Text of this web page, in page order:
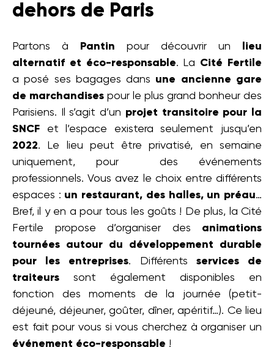
dehors de Paris
Partons à Pantin pour découvrir un
lieu
alternatif et éco-responsable. La Cité Fertile
a posé ses bagages dans une ancienne gare
de marchandises pour le plus grand bonheur des
Parisiens. Il s’agit d’un projet transitoire pour la
SNCF et l’espace existera seulement jusqu’en
2022. Le lieu peut être privatisé, en semaine
uniquement, pour des événements
professionnels. Vous avez le choix entre différents
espaces : un restaurant, des halles, un préau…
Bref, il y en a pour tous les goûts ! De plus, la Cité
Fertile propose d’organiser des animations
tournées autour du développement durable
pour les entreprises. Différents services de
traiteurs sont également disponibles en
fonction des moments de la journée (petit-
déjeuné, déjeuner, goûter, dîner, apéritif…). Ce lieu
est fait pour vous si vous cherchez à organiser un
événement éco-responsable !